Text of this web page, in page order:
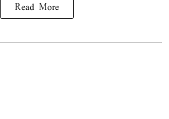
Read More